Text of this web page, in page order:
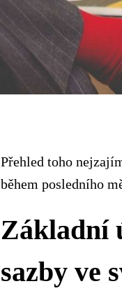
Přehled toho
během posledního
Základní
sazby ve